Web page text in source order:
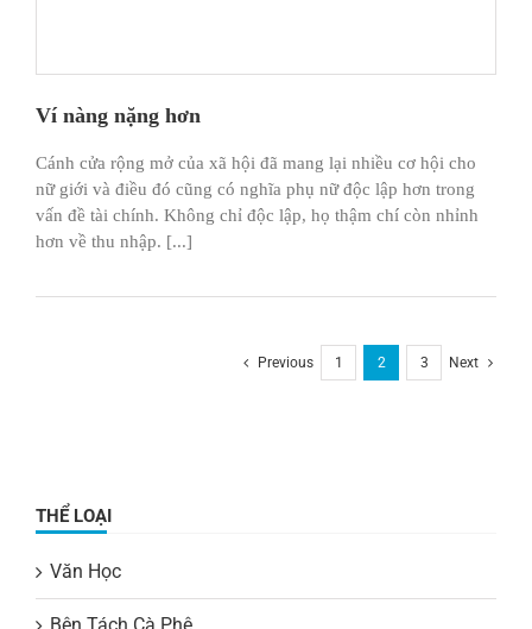
Ví nàng nặng hơn
Cánh cửa rộng mở của xã hội đã mang lại nhiều cơ hội cho
nữ giới và điều đó cũng có nghĩa phụ nữ độc lập hơn trong
vấn đề tài chính. Không chỉ độc lập, họ thậm chí còn nhỉnh
hơn về thu nhập. [...]
Previous 1 2 3 Next
THỂ LOẠI
Văn Học